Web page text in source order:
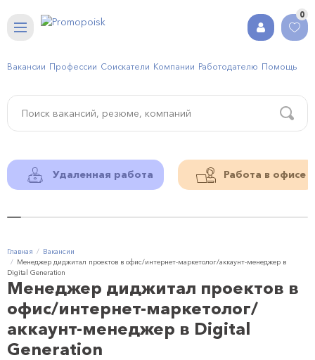
0
Вакансии Профессии Соискатели Компании Работодателю Помощь
Удаленная работа Работа в офисе
Главная
Вакансии
Менеджер диджитал проектов в офис/интернет-маркетолог/аккаунт-менеджер в
Digital Generation
Менеджер диджитал проектов в
офис/интернет-маркетолог/
аккаунт-менеджер в Digital
Generation